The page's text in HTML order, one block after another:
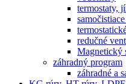
termostaty,
redučné
Magnetický
záhradný program
záhradné a